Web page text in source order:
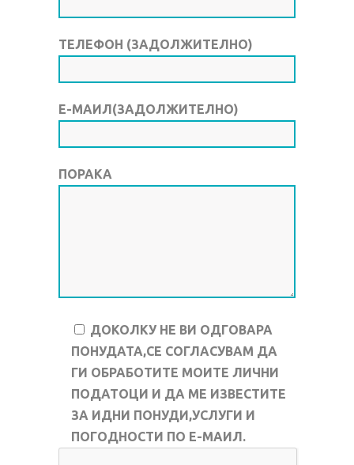
ТЕЛЕФОН (ЗАДОЛЖИТЕЛНО)
Е-МАИЛ(ЗАДОЛЖИТЕЛНО)
ПОРАКА
ДОКОЛКУ НЕ ВИ ОДГОВАРА
ПОНУДАТА,СЕ СОГЛАСУВАМ ДА
ГИ ОБРАБОТИТЕ МОИТЕ ЛИЧНИ
ПОДАТОЦИ И ДА МЕ ИЗВЕСТИТЕ
ЗА ИДНИ ПОНУДИ,УСЛУГИ И
ПОГОДНОСТИ ПО Е-МАИЛ.